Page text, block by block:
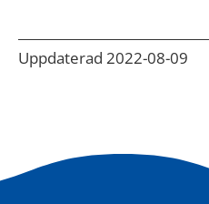
Uppdaterad 2022-08-09